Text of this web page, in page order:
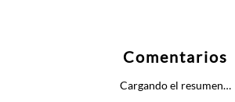
Comentarios
Cargando el resumen…